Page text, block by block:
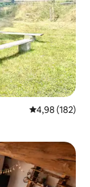
Gemiddelde
4,98 (182)